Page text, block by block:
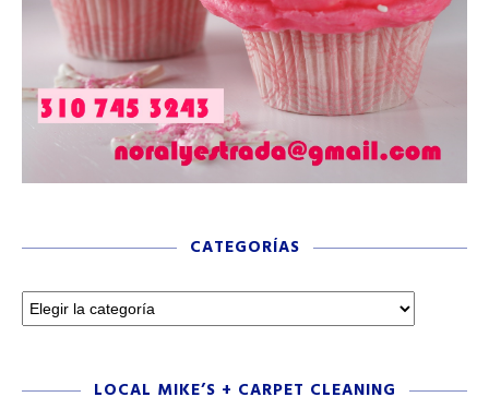
CATEGORÍAS
LOCAL MIKE’S + CARPET CLEANING